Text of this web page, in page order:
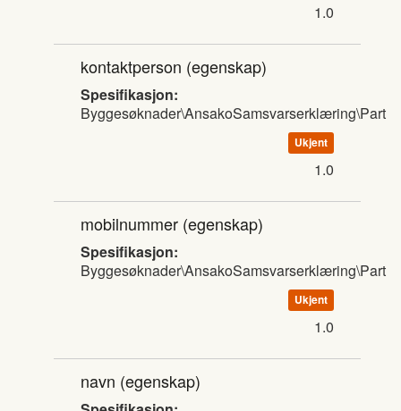
1.0
kontaktperson (egenskap)
Spesifikasjon:
Byggesøknader\AnsakoSamsvarserklæring\Part
Ukjent
1.0
mobilnummer (egenskap)
Spesifikasjon:
Byggesøknader\AnsakoSamsvarserklæring\Part
Ukjent
1.0
navn (egenskap)